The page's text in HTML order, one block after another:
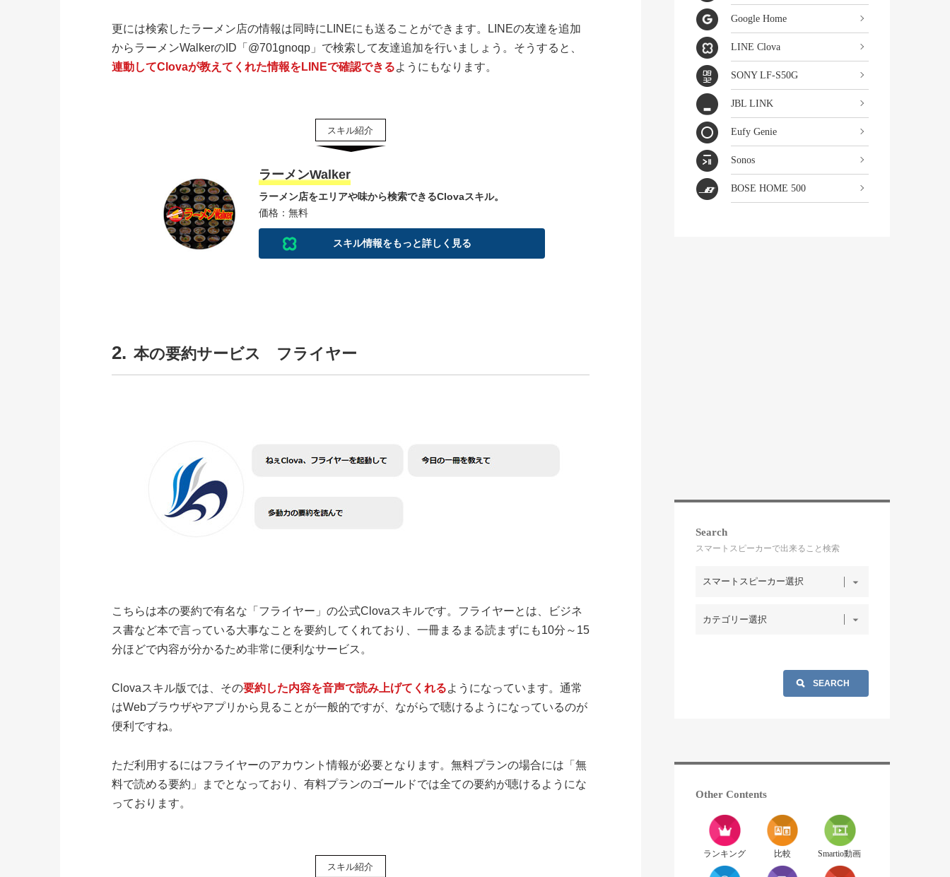
更には検索したラーメン店の情報は同時にLINEにも送ることができます。LINEの友達を追加
からラーメンWalkerのID「@701gnoqp」で検索して友達追加を行いましょう。そうすると、
連動してClovaが教えてくれた情報をLINEで確認できるようにもなります。
ラーメンWalker
ラーメン店をエリアや味から検索できるClovaスキル。
価格：無料
スキル情報をもっと詳しく見る
2. 本の要約サービス フライヤー
こちらは本の要約で有名な「フライヤー」の公式Clovaスキルです。フライヤーとは、ビジネ
ス書など本で言っている大事なことを要約してくれており、一冊まるまる読まずにも10分～15
分ほどで内容が分かるため非常に便利なサービス。
Clovaスキル版では、その要約した内容を音声で読み上げてくれるようになっています。通常
はWebブラウザやアプリから見ることが一般的ですが、ながらで聴けるようになっているのが
便利ですね。
ただ利用するにはフライヤーのアカウント情報が必要となります。無料プランの場合には「無
料で読める要約」までとなっており、有料プランのゴールドでは全ての要約が聴けるようにな
っております。
Google Home
LINE Clova
SONY LF-S50G
JBL LINK
Eufy Genie
Sonos
BOSE HOME 500
Search
スマートスピーカーで出来ること検索
Other Contents
ランキング 比較 Smartio動画